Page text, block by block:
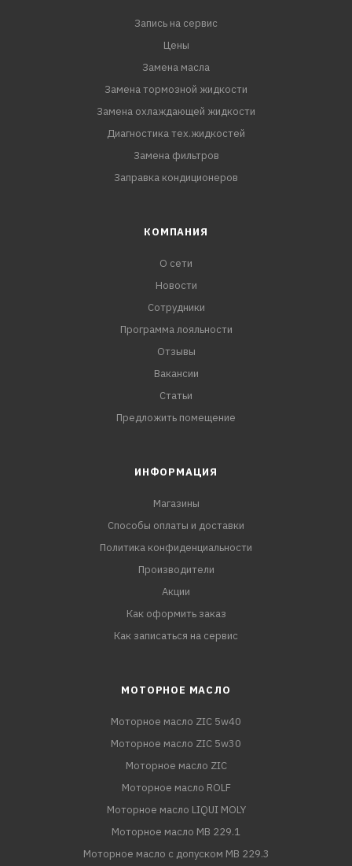
Запись на сервис
Цены
Замена масла
Замена тормозной жидкости
Замена охлаждающей жидкости
Диагностика тех.жидкостей
Замена фильтров
Заправка кондиционеров
КОМПАНИЯ
О сети
Новости
Сотрудники
Программа лояльности
Отзывы
Вакансии
Статьи
Предложить помещение
ИНФОРМАЦИЯ
Магазины
Способы оплаты и доставки
Политика конфиденциальности
Производители
Акции
Как оформить заказ
Как записаться на сервис
МОТОРНОЕ МАСЛО
Моторное масло ZIC 5w40
Моторное масло ZIC 5w30
Моторное масло ZIC
Моторное масло ROLF
Моторное масло LIQUI MOLY
Моторное масло MB 229.1
Моторное масло с допуском MB 229.3